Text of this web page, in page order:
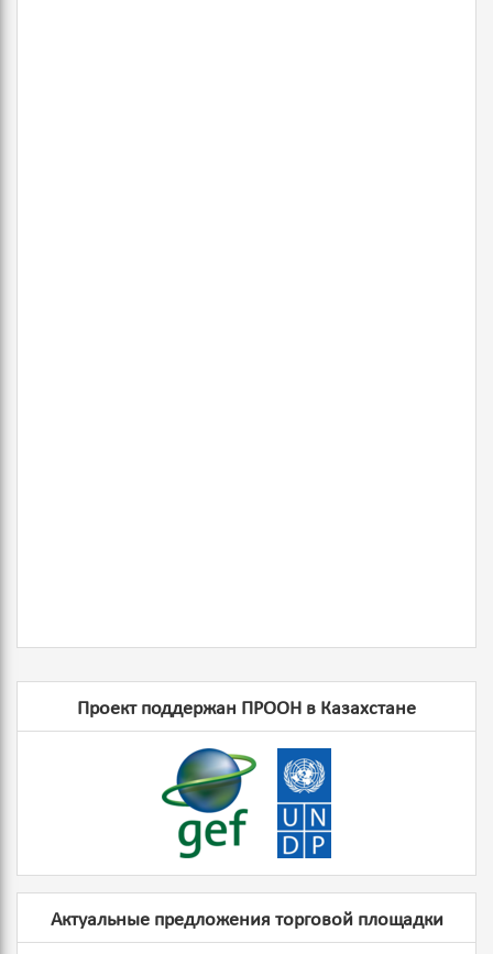
Проект поддержан ПРООН в Казахстане
Актуальные предложения торговой площадки